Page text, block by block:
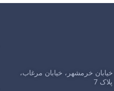
خرمشهر، خیابان مرغاب،
7